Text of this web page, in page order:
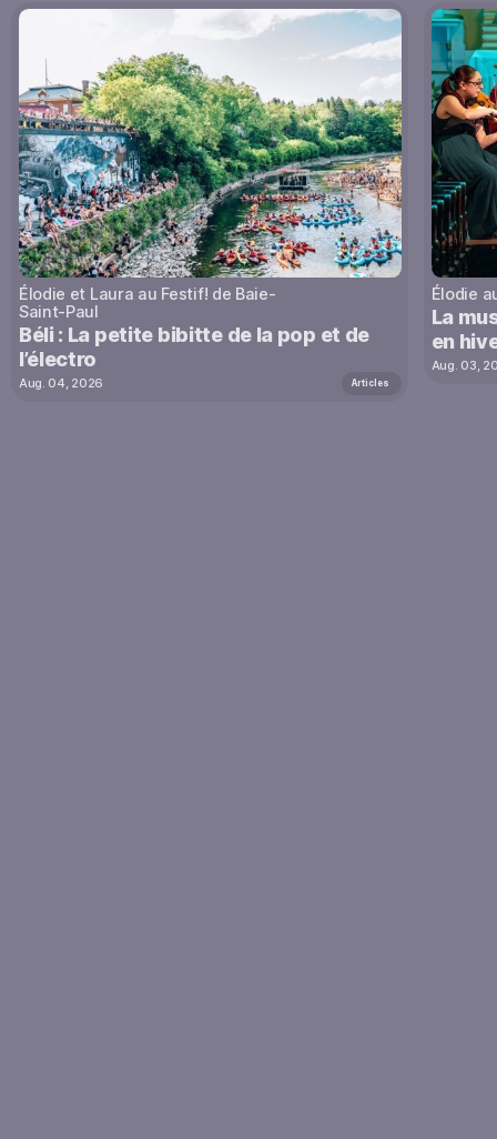
Élodie et Laura au Festif! de Baie-
Saint-Paul
Béli : La petite bibitte de la pop et de
l’électro
Aug. 04, 2026 Articles
Élodie
La
en
Aug. 03,